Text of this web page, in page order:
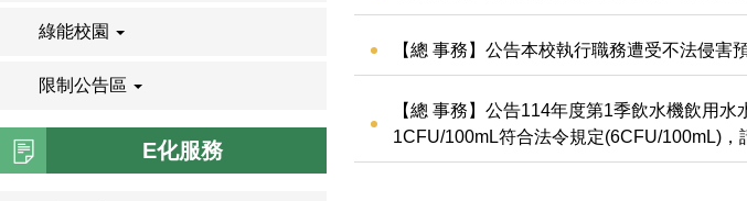
綠能校園
限制公告區
E化服務
【總 事務】公告本校執行職務遭受不法侵害
【總 事務】公告114年度第1季飲水機飲用
1CFU/100mL符合法令規定(6CFU/100mL)，